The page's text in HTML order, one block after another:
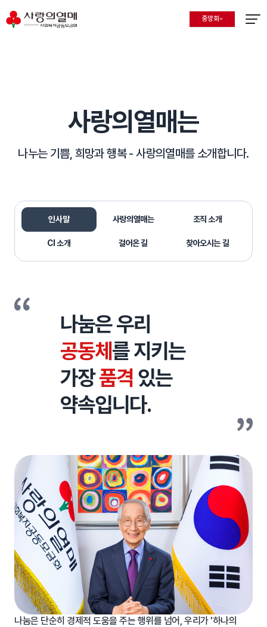
지회 선택 목록 열기
현재 선택된 지회
중앙회
사랑의열매는
나누는 기쁨, 희망과 행복 -사랑의열매를 소개합니다.
인사말
선택됨 사랑의열매는 조직 소개
CI 소개 걸어온 길 찾아오시는 길
나눔은 우리
공동체를 지키는
가장품격 있는
약속입니다.
나눔은 단순히 경제적 도움을 주는 행위를 넘어, 우리가 '하나의